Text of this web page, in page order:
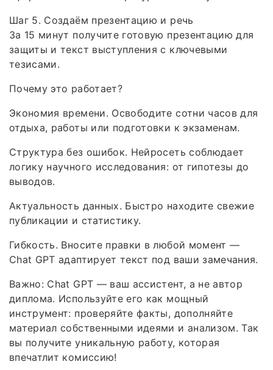
Шаг 5. Создаём презентацию и речь
За 15 минут получите готовую презентацию для
защиты и текст выступления с ключевыми
тезисами.
Почему это работает?
Экономия времени. Освободите сотни часов для
отдыха, работы или подготовки к экзаменам.
Структура без ошибок. Нейросеть соблюдает
логику научного исследования: от гипотезы до
выводов.
Актуальность данных. Быстро находите свежие
публикации и статистику.
Гибкость. Вносите правки в любой момент —
Chat GPT адаптирует текст под ваши замечания.
Важно: Chat GPT — ваш ассистент, а не автор
диплома. Используйте его как мощный
инструмент: проверяйте факты, дополняйте
материал собственными идеями и анализом. Так
вы получите уникальную работу, которая
впечатлит комиссию!